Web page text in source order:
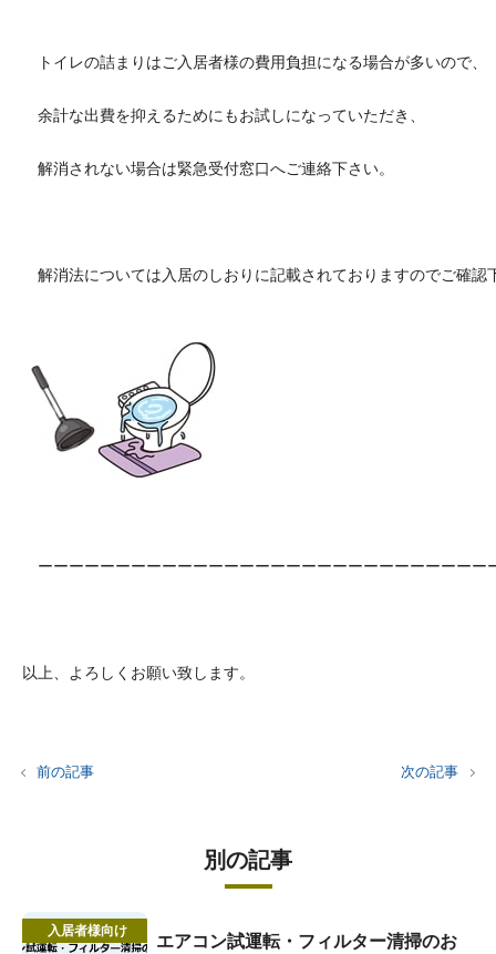
トイレの詰まりはご入居者様の費用負担になる場合が多いので、
余計な出費を抑えるためにもお試しになっていただき、
解消されない場合は緊急受付窓口へご連絡下さい。
解消法については入居のしおりに記載されておりますのでご確認
ーーーーーーーーーーーーーーーーーーーーーーーーーーーーー
以上、よろしくお願い致します。
前の記事 次の記事
別の記事
入居者様向け
エアコン試運転・フィルター清掃のお